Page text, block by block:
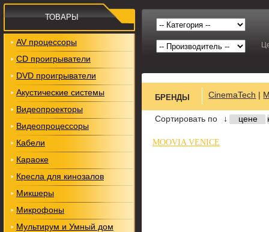
БРЕНДЫ CinemaTech |
Сортировать по ↓ цене
MOOVIA VENICE
ТОВАРЫ
AV процессоры
CD проигрыватели
DVD проигрыватели
Акустические системы
Видеопроекторы
Видеопроцессоры
Кабели
Караоке
Кресла для кинозалов
Микшеры
Микрофоны
Мультирум и Умный дом